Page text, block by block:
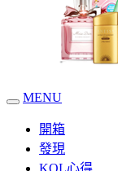
MENU
開箱
發現
KOL心得